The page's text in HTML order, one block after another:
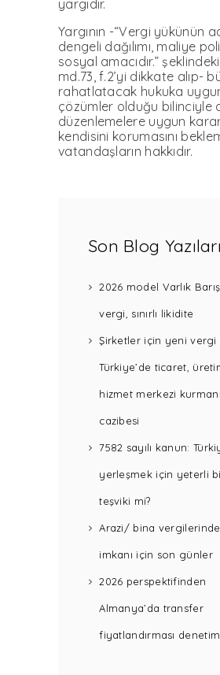
yargıdır.
Yargının -“Vergi yükünün
dengeli dağılımı, maliye
sosyal amacıdır.”
md.73, f.2’yi dikkate alıp-
rahatlatacak hukuka
çözümler olduğu bilinciyle
düzenlemelere uygun
kendisini korumasını
vatandaşların hakkıdır.
Son Blog Yazıları
2026 model Varlık
vergi, sınırlı likidite
Şirketler için yeni vergi
Türkiye’de ticaret,
hizmet merkezi
cazibesi
7582 sayılı kanun:
yerleşmek için yeterli
teşviki mi?
Arazi/ bina
imkanı için son günler
2026 perspektifinden
Almanya’da transfer
fiyatlandırması